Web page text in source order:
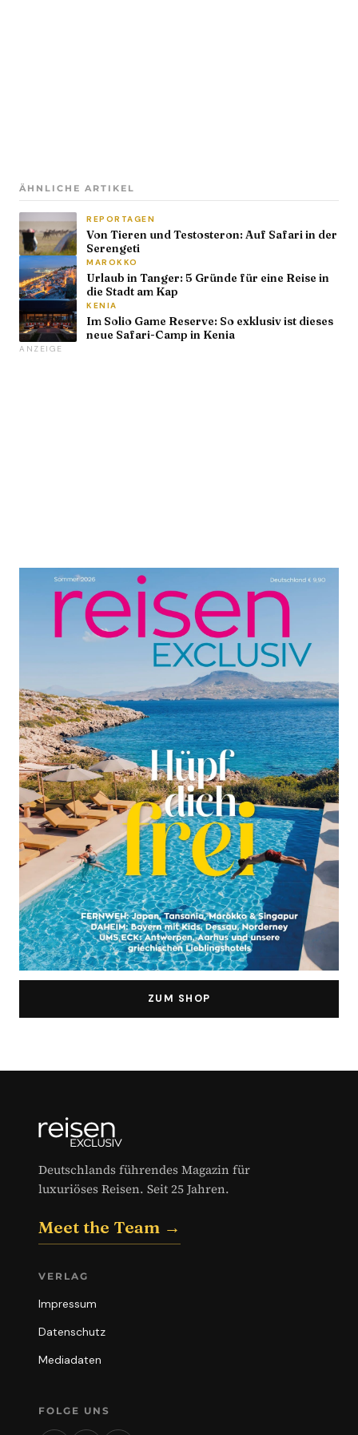
ZUM SHOP
ÄHNLICHE ARTIKEL
REPORTAGEN
Von Tieren und Testosteron: Auf Safari in der
Serengeti
MAROKKO
Urlaub in Tanger: 5 Gründe für eine Reise in
die Stadt am Kap
KENIA
Im Solio Game Reserve: So exklusiv ist dieses
neue Safari-Camp in Kenia
ANZEIGE
Deutschlands führendes Magazin für
luxuriöses Reisen. Seit 25 Jahren.
Meet the Team →
VERLAG
Impressum
Datenschutz
Mediadaten
FOLGE UNS